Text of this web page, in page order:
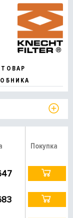
Покупка